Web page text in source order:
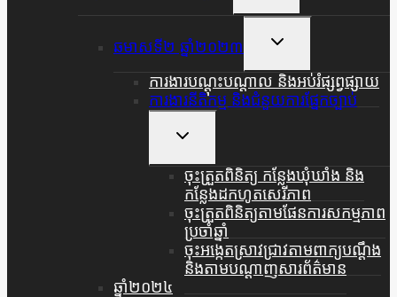
Menu
ឆមាសទី២ ឆ្នាំ២០២៣
Toggle
Menu
ការងារបណ្តុះបណ្តាល និងអប់រំផ្សព្វផ្សាយ
ការងារនីតិកម្ម និងជំនួយការផ្នែកច្បាប់
Toggle
Menu
ចុះត្រួតពិនិត្យ កន្លែងឃុំឃាំង និង
កន្លែងដកហូតសេរីភាព
ចុះត្រួតពិនិត្យតាមផែនការសកម្មភាព
ប្រចាំឆ្នាំ
ចុះអង្កេតស្រាវជ្រាវតាមពាក្យបណ្តឹង
និងតាមបណ្តាញសារព័ត៌មាន
ឆ្នាំ២០២៤